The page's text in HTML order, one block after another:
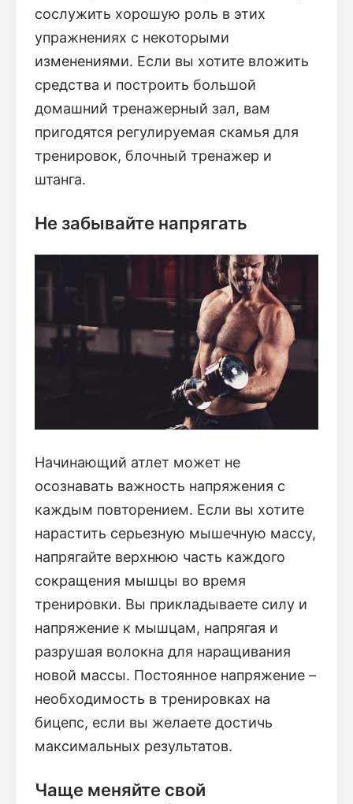
сослужить хорошую роль в этих
упражнениях с некоторыми
изменениями. Если вы хотите вложить
средства и построить большой
домашний тренажерный зал, вам
пригодятся регулируемая скамья для
тренировок, блочный тренажер и
штанга.
Не забывайте напрягать
Начинающий атлет может не
осознавать важность напряжения с
каждым повторением. Если вы хотите
нарастить серьезную мышечную массу,
напрягайте верхнюю часть каждого
сокращения мышцы во время
тренировки. Вы прикладываете силу и
напряжение к мышцам, напрягая и
разрушая волокна для наращивания
новой массы. Постоянное напряжение –
необходимость в тренировках на
бицепс, если вы желаете достичь
максимальных результатов.
Чаще меняйте свой